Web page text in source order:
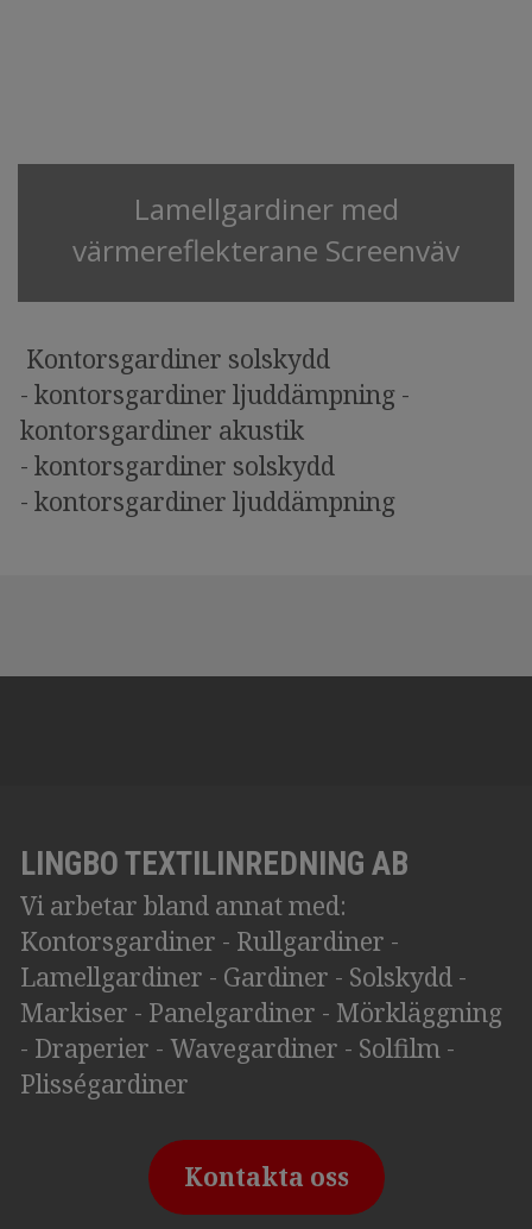
Lamellgardiner med
värmereflekterane Screenväv
Kontorsgardiner solskydd
- kontorsgardiner ljuddämpning -
kontorsgardiner akustik
- kontorsgardiner solskydd
- kontorsgardiner ljuddämpning
LINGBO TEXTILINREDNING AB
Vi arbetar bland annat med:
Kontorsgardiner - Rullgardiner -
Lamellgardiner - Gardiner - Solskydd -
Markiser - Panelgardiner - Mörkläggning
- Draperier - Wavegardiner - Solfilm -
Plisségardiner
Kontakta oss